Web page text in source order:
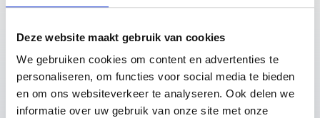
Deze website maakt gebruik van cookies
We gebruiken cookies om content en advertenties te
personaliseren, om functies voor social media te bieden
en om ons websiteverkeer te analyseren. Ook delen we
informatie over uw gebruik van onze site met onze
Safety Culture Ladderis opnieuw verlengd voor
jaar!
Deze certificering toont aan dat we veiligheid belangrijk